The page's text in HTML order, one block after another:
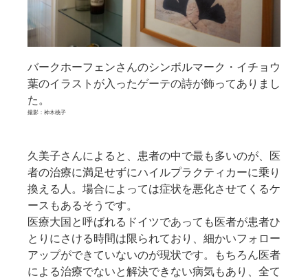
バークホーフェンさんのシンボルマーク・イチョウ
葉のイラストが入ったゲーテの詩が飾ってありまし
た。
撮影：神木桃子
久美子さんによると、患者の中で最も多いのが、医
者の治療に満足せずにハイルプラクティカーに乗り
換える人。場合によっては症状を悪化させてくるケ
ースもあるそうです。
医療大国と呼ばれるドイツであっても医者が患者ひ
とりにさける時間は限られており、細かいフォロー
アップができていないのが現状です。もちろん医者
による治療でないと解決できない病気もあり、全て